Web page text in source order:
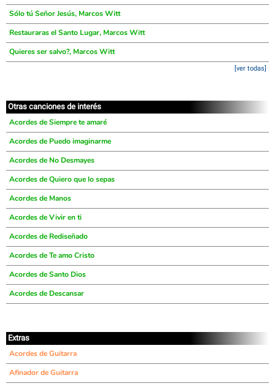
Sólo tú Señor Jesús, Marcos Witt
Restauraras el Santo Lugar, Marcos Witt
Quieres ser salvo?, Marcos Witt
[ver todas]
Otras canciones de interés
Acordes de Siempre te amaré
Acordes de Puedo imaginarme
Acordes de No Desmayes
Acordes de Quiero que lo sepas
Acordes de Manos
Acordes de Vivir en ti
Acordes de Rediseñado
Acordes de Te amo Cristo
Acordes de Santo Dios
Acordes de Descansar
Extras
Acordes de Guitarra
Afinador de Guitarra